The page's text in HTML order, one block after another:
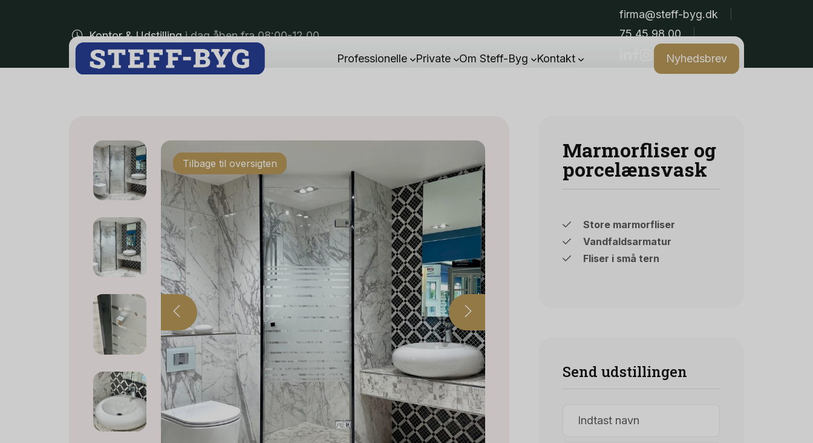
Kontor & Udstillingi dag åben fra 08:00-12.00 Lageri dag åben fra 08:00 - 12:00
firma@steff-byg.dk
75 45 98 00
Professionelle
Private Om Steff-Byg Kontakt Nyhedsbrev
Tilbage til oversigten
Marmorfliser og
porcelænsvask
Store marmorfliser
Vandfaldsarmatur
Fliser i små tern
Send udstillingen